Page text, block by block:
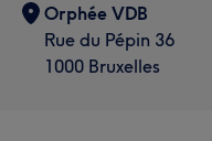
Orphée VDB
Rue du Pépin 36
1000 Bruxelles